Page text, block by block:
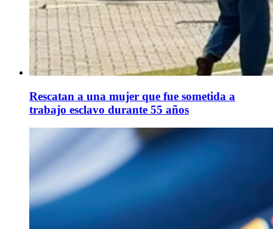
Rescatan a una mujer que fue sometida a
trabajo esclavo durante 55 años